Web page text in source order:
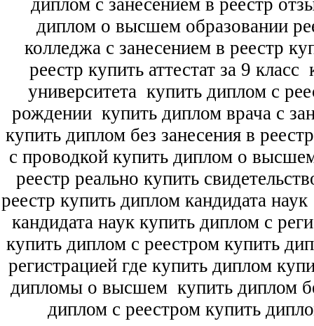
диплом с занесением в реестр
диплом о высшем образовании
колледжа с занесением в реестр
реестр купить аттестат за 9 класс
университета купить диплом с
рождении купить диплом врача с
купить диплом без занесения в
с проводкой купить диплом о
реестр реально купить
реестр купить диплом кандидата наук
кандидата наук купить диплом с
купить диплом с реестром купить
регистрацией где купить диплом
дипломы о высшем купить диплом
диплом с реестром купить